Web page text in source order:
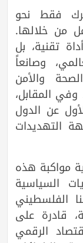
فقط نحو
من خلالها.
تقنية، بل
وصانعاً
والأمن
وفي المقابل،
عن الدول
التهديدات
مواكبة هذه
السياسية
الفلسطيني
قادرة على
الرقمي